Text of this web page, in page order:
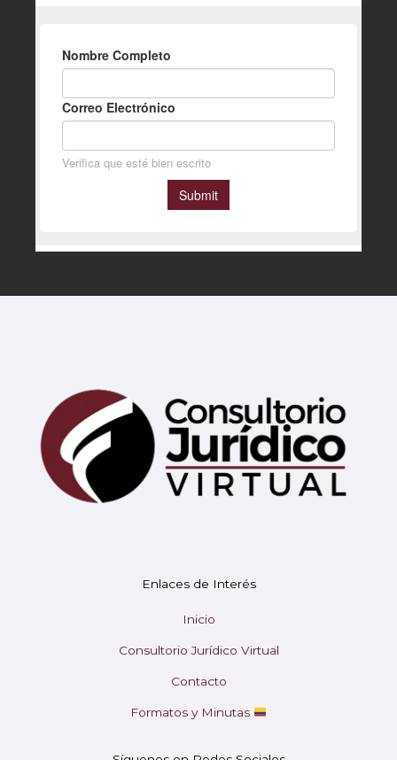
Enlaces de Interés
Inicio
Consultorio Jurídico Virtual
Contacto
Formatos y Minutas
Soy Mary tu asistente virtual.